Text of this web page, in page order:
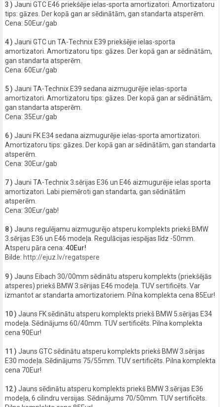
3 ) Jauni GTC E46 priekšējie ielas-sporta amortizatori. Amortizatoru
tips: gāzes. Der kopā gan ar sēdinātām, gan standarta atsperēm.
Cena: 50Eur/gab
4 ) Jauni GTC un TA-Technix E39 priekšējie ielas-sporta
amortizatori. Amortizatoru tips: gāzes. Der kopā gan ar sēdinātām,
gan standarta atsperēm.
Cena: 60Eur/gab
5 ) Jauni TA-Technix E39 sedana aizmugurējie ielas-sporta
amortizatori. Amortizatoru tips: gāzes. Der kopā gan ar sēdinātām,
gan standarta atsperēm.
Cena: 35Eur/gab
6 ) Jauni FK E34 sedana aizmugurējie ielas-sporta amortizatori.
Amortizatoru tips: gāzes. Der kopā gan ar sēdinātām, gan standarta
atsperēm.
Cena: 30Eur/gab
7 ) Jauni TA-Technix 3.sērijas E36 un E46 aizmugurējie ielas sporta
amortizatori. Labi piemēroti gan standarta, gan sēdinātām
atsperēm.
Cena: 30Eur/gab!
8 ) Jauns regulējamu aizmugurējo atsperu komplekts priekš BMW
3.sērijas E36 un E46 modeļa. Regulācijas iespējas līdz -50mm.
Atsperu pāra cena: 40Eur!
Bilde: http://ejuz.lv/regatspere
9 ) Jauns Eibach 30/00mm sēdinātu atsperu komplekts (priekšējās
atsperes) priekš BMW 3.sērijas E46 modeļa. TUV sertificēts. Var
izmantot ar standarta amortizatoriem. Pilna komplekta cena 85Eur!
10 ) Jauns FK sēdinātu atsperu komplekts priekš BMW 5.sērijas E34
modeļa. Sēdinājums 60/40mm. TUV sertificēts. Pilna komplekta
cena 90Eur!
11 ) Jauns GTC sēdinātu atsperu komplekts priekš BMW 3.sērijas
E30 modeļa. Sēdinājums 75/55mm. TUV sertificēts. Pilna komplekta
cena 70Eur!
12 ) Jauns sēdinātu atsperu komplekts priekš BMW 3.sērijas E36
modeļa, 6 cilindru versijas. Sēdinājums 70/50mm. TUV sertificēts.